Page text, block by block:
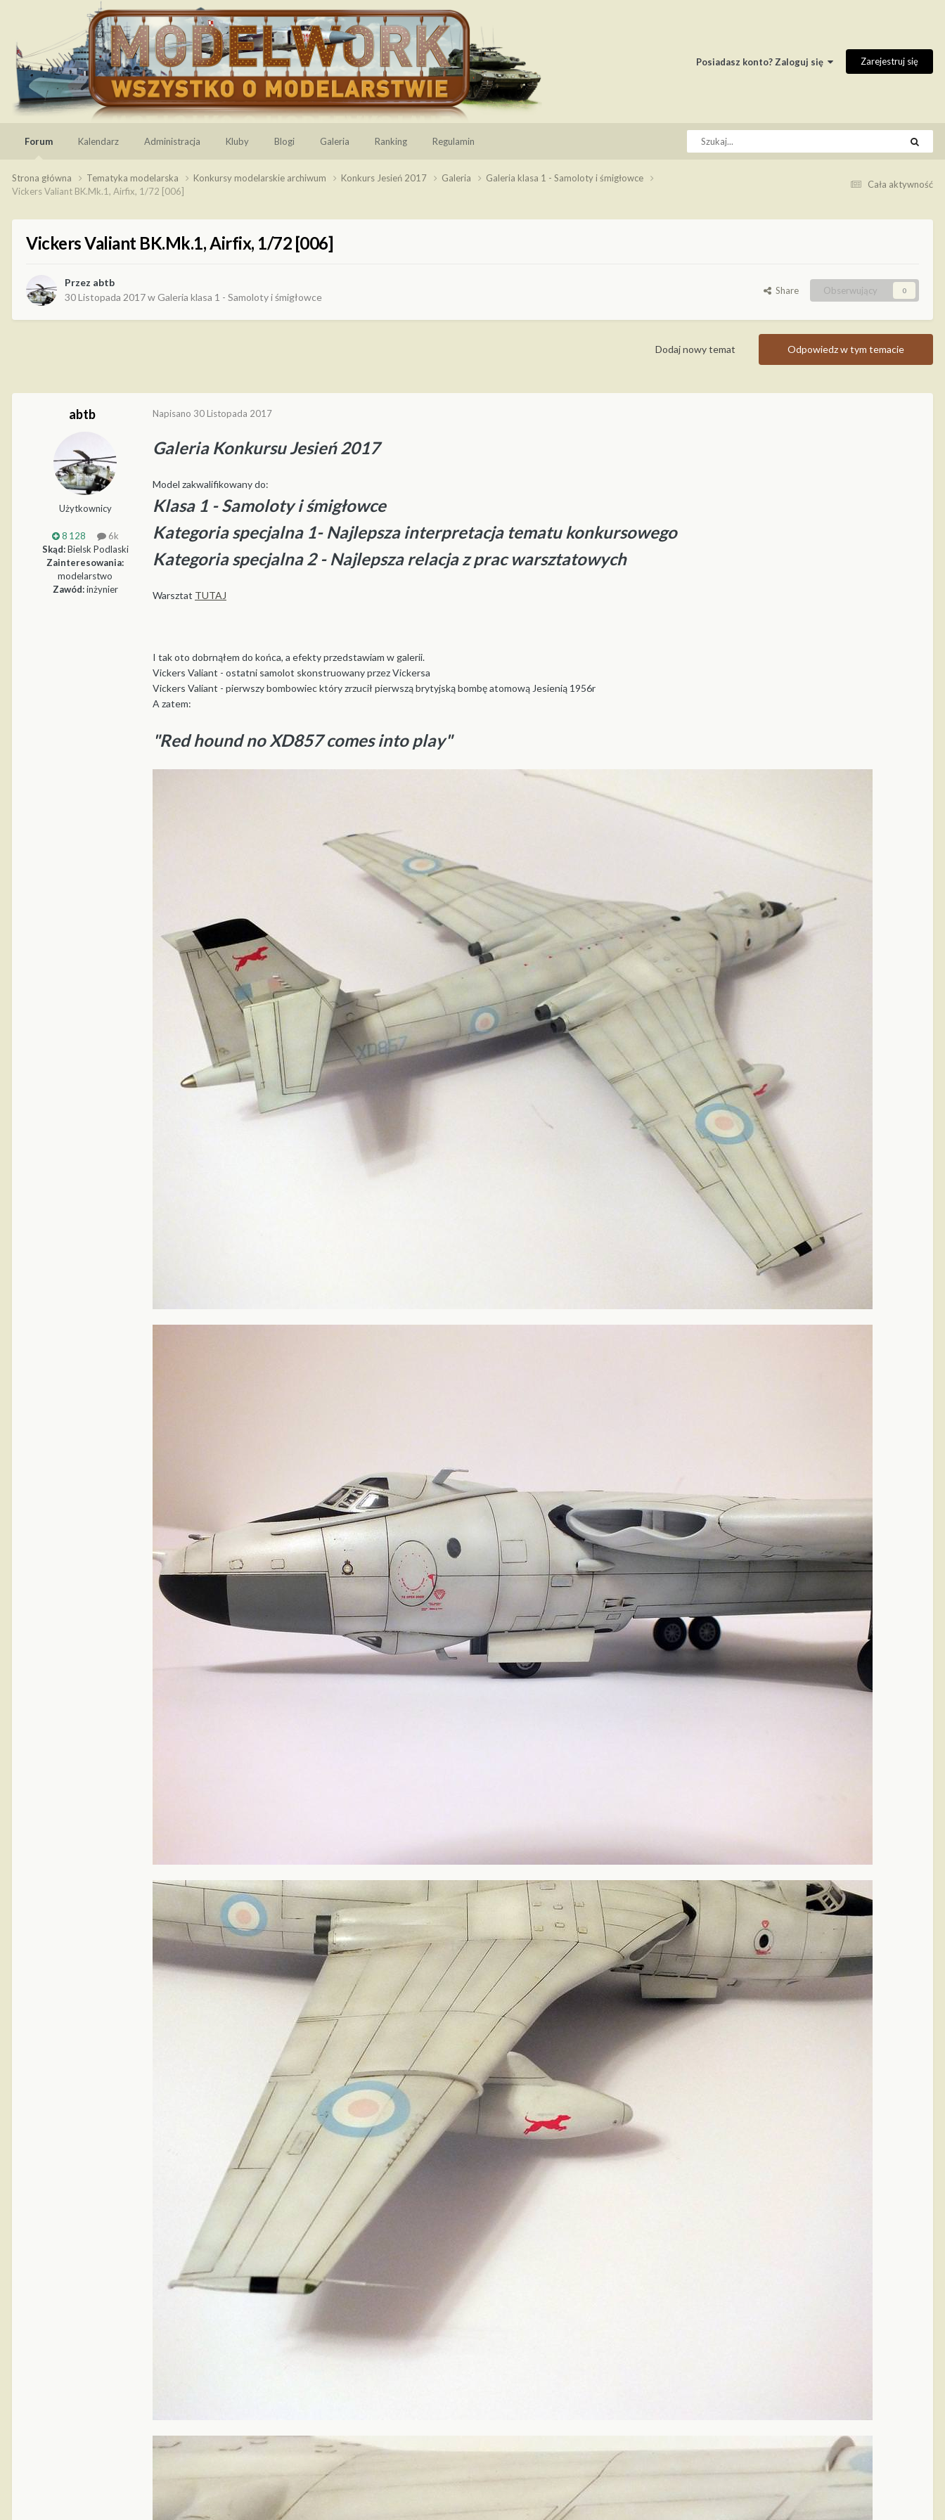
Posiadasz konto? Zaloguj się Zarejestruj się
Forum Kalendarz Administracja Kluby Blogi Galeria Ranking Regulamin
Cała aktywność
Strona główna Tematyka modelarska Konkursy modelarskie archiwum Konkurs Jesień 2017 Galeria
Galeria klasa 1 - Samoloty i śmigłowce
Vickers Valiant BK.Mk.1, Airfix, 1/72 [006]
Vickers Valiant BK.Mk.1, Airfix, 1/72 [006]
Przez abtb
30 Listopada 2017w Galeria klasa 1 - Samoloty i śmigłowce
Share Obserwujący 0
Odpowiedz w tym temacie
Dodaj nowy temat
abtb
Użytkownicy
8 128
6k
Skąd:Bielsk Podlaski
Zainteresowania:
modelarstwo
Zawód:inżynier
Napisano 30 Listopada 2017
Galeria Konkursu Jesień 2017
Model zakwalifikowany do:
Klasa 1 - Samoloty i śmigłowce
Kategoria specjalna 1- Najlepsza interpretacja tematu konkursowego
Kategoria specjalna 2 - Najlepsza relacja z prac warsztatowych
Warsztat TUTAJ
I tak oto dobrnąłem do końca, a efekty przedstawiam w galerii.
Vickers Valiant - ostatni samolot skonstruowany przez Vickersa
Vickers Valiant - pierwszy bombowiec który zrzucił pierwszą brytyjską bombę atomową Jesienią 1956r
A zatem:
"Red hound no XD857 comes into play"